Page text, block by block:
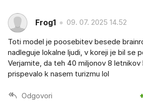
Frog1 09. 07. 2025 14.52
Toti model je poosebitev besede
nadleguje lokalne ljudi, v koreji je bil se
Verjamite, da teh 40 miljonov 8 letnikov
prispevalo k nasem turizmu lol
Odgovori